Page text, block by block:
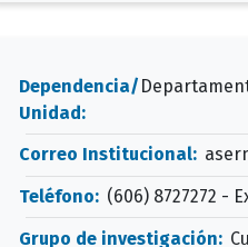
Dependencia/
Unidad:
Correo Institucional:
Teléfono: (606) 8727272 -
Grupo de investigación: